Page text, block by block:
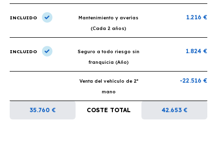
INCLUIDO
Mantenimiento y averías
(Cada 2 años)
1.216 €
INCLUIDO
Seguro a todo riesgo sin
franquicia (Año)
1.824 €
Venta del vehículo de 2ª
mano
-22.516 €
35.760 € COSTE TOTAL 42.653 €